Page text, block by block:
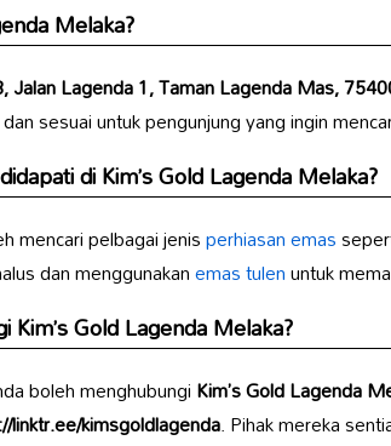
Melaka?
Jalan Lagenda 1, Taman Lagenda Mas,
sesuai untuk pengunjung yang ingin
diKim’s Gold Lagenda Melaka?
mencari pelbagai jenisperhiasan emas
dan menggunakanemas tulenuntuk
Kim’s Gold Lagenda Melaka?
boleh menghubungiKim’s Gold Lagenda
linktr.ee/kimsgoldlagenda. Pihak mereka